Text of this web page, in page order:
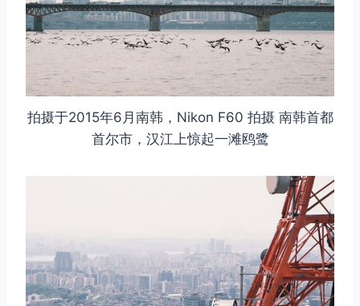
拍摄于2015年6月南韩，Nikon F60 拍摄 南韩首都
首尔市，汉江上惊起一滩鸥鹭